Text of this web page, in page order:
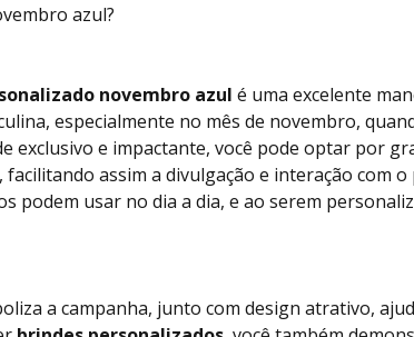
azul?
novembro azul é uma excelente
especialmente no mês de novembro,
exclusivo e impactante, você pode optar por
assim a divulgação e interação com o
podem usar no dia a dia, e ao serem
a campanha, junto com design atrativo,